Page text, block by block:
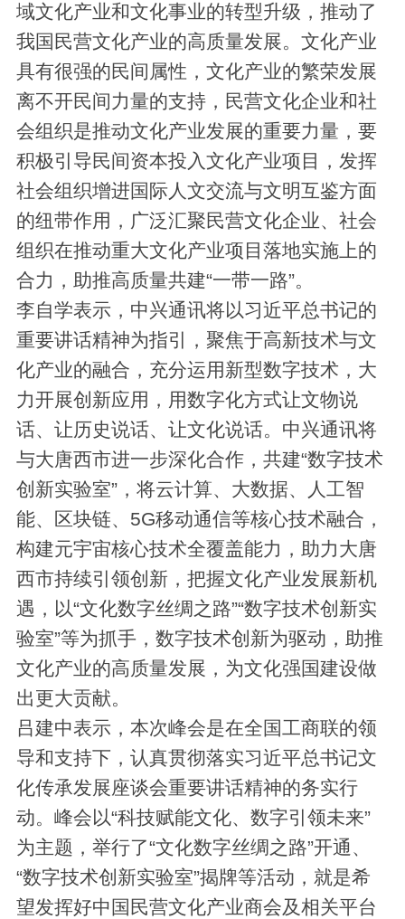
域文化产业和文化事业的转型升级，推动了
我国民营文化产业的高质量发展。文化产业
具有很强的民间属性，文化产业的繁荣发展
离不开民间力量的支持，民营文化企业和社
会组织是推动文化产业发展的重要力量，要
积极引导民间资本投入文化产业项目，发挥
社会组织增进国际人文交流与文明互鉴方面
的纽带作用，广泛汇聚民营文化企业、社会
组织在推动重大文化产业项目落地实施上的
合力，助推高质量共建“一带一路”。
李自学表示，中兴通讯将以习近平总书记的
重要讲话精神为指引，聚焦于高新技术与文
化产业的融合，充分运用新型数字技术，大
力开展创新应用，用数字化方式让文物说
话、让历史说话、让文化说话。中兴通讯将
与大唐西市进一步深化合作，共建“数字技术
创新实验室”，将云计算、大数据、人工智
能、区块链、5G移动通信等核心技术融合，
构建元宇宙核心技术全覆盖能力，助力大唐
西市持续引领创新，把握文化产业发展新机
遇，以“文化数字丝绸之路”“数字技术创新实
验室”等为抓手，数字技术创新为驱动，助推
文化产业的高质量发展，为文化强国建设做
出更大贡献。
吕建中表示，本次峰会是在全国工商联的领
导和支持下，认真贯彻落实习近平总书记文
化传承发展座谈会重要讲话精神的务实行
动。峰会以“科技赋能文化、数字引领未来”
为主题，举行了“文化数字丝绸之路”开通、
“数字技术创新实验室”揭牌等活动，就是希
望发挥好中国民营文化产业商会及相关平台